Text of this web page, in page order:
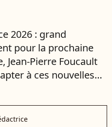
2026 : grand
pour la prochaine
Jean-Pierre Foucault
à ces nouvelles